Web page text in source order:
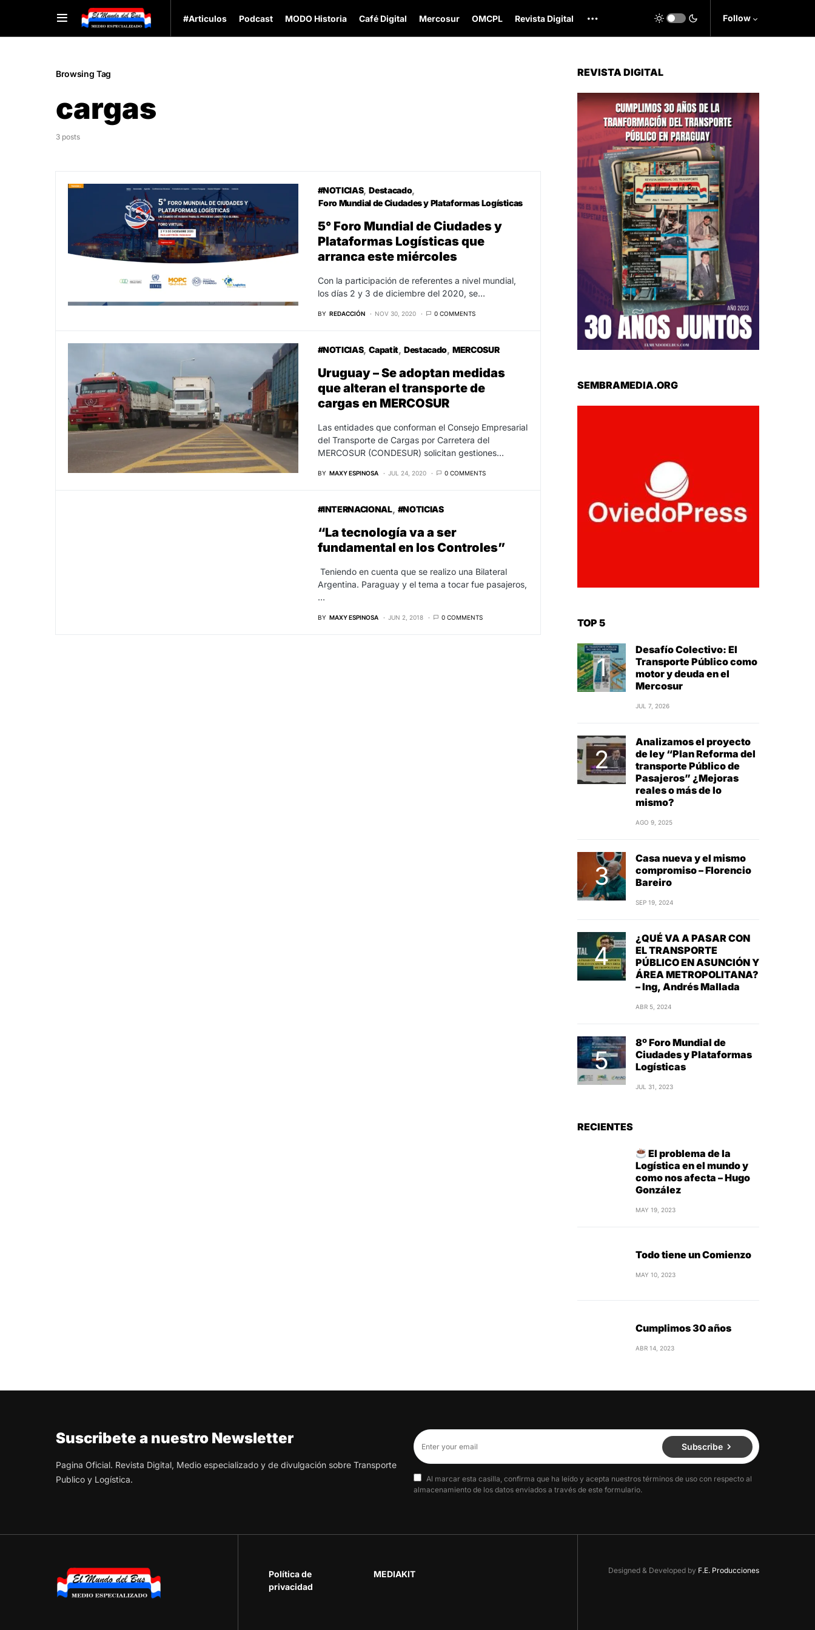
#Articulos Podcast MODO Historia Café Digital Mercosur OMCPL Revista Digital Follow
Browsing Tag
cargas
3 posts
#NOTICIAS Destacado
Foro Mundial de Ciudades y Plataformas Logísticas
5° Foro Mundial de Ciudades y
Plataformas Logísticas que
arranca este miércoles
Con la participación de referentes a nivel mundial,
los días 2 y 3 de diciembre del 2020, se…
BY REDACCIÓN NOV 30, 2020 0 COMMENTS
#NOTICIAS Capatit Destacado MERCOSUR
Uruguay – Se adoptan medidas
que alteran el transporte de
cargas en MERCOSUR
Las entidades que conforman el Consejo Empresarial
del Transporte de Cargas por Carretera del
MERCOSUR (CONDESUR) solicitan gestiones…
BY MAXY ESPINOSA JUL 24, 2020 0 COMMENTS
#INTERNACIONAL #NOTICIAS
“La tecnología va a ser
fundamental en los Controles”
Teniendo en cuenta que se realizo una Bilateral
Argentina. Paraguay y el tema a tocar fue pasajeros,
…
BY MAXY ESPINOSA JUN 2, 2018 0 COMMENTS
REVISTA DIGITAL
SEMBRAMEDIA.ORG
TOP 5
Desafío Colectivo: El
Transporte Público como
motor y deuda en el
Mercosur
JUL 7, 2026
Analizamos el proyecto
de ley “Plan Reforma del
transporte Público de
Pasajeros” ¿Mejoras
reales o más de lo
mismo?
AGO 9, 2025
Casa nueva y el mismo
compromiso – Florencio
Bareiro
SEP 19, 2024
¿QUÉ VA A PASAR CON
EL TRANSPORTE
PÚBLICO EN ASUNCIÓN Y
ÁREA METROPOLITANA?
– Ing, Andrés Mallada
ABR 5, 2024
8º Foro Mundial de
Ciudades y Plataformas
Logísticas
JUL 31, 2023
RECIENTES
El problema de la
Logística en el mundo y
como nos afecta – Hugo
González
MAY 19, 2023
Todo tiene un Comienzo
MAY 10, 2023
Cumplimos 30 años
ABR 14, 2023
Suscribete a nuestro Newsletter
Pagina Oficial. Revista Digital, Medio especializado y de divulgación sobre Transporte
Publico y Logística.
Subscribe
Al marcar esta casilla, confirma que ha leído y acepta nuestros términos de uso con respecto al
almacenamiento de los datos enviados a través de este formulario.
Política de
privacidad
MEDIAKIT Designed & Developed by F.E. Producciones